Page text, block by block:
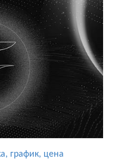
график, цена